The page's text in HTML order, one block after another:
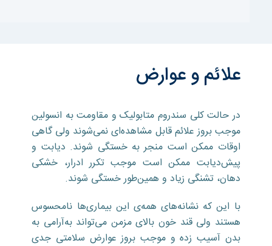
علائم و عوارض
در حالت کلی سندروم متابولیک و مقاومت به انسولین
موجب بروز علائم قابل مشاهده‌ای نمی‌شوند ولی گاهی
اوقات ممکن است منجر به خستگی شوند. دیابت و
پیش‌دیابت ممکن است موجب تکرر ادرار، خشکی
دهان، تشنگی زیاد و همین‌طور خستگی شوند.
با این که نشانه‌های همه‌ی این بیماری‌ها نامحسوس
هستند ولی قند خون بالای مزمن می‌تواند به‌آرامی به
بدن آسیب زده و موجب بروز عوارض سلامتی جدی